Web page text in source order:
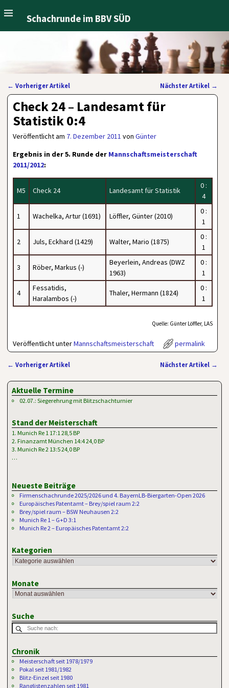
Schachrunde im BBV SÜD
Artikelnavigation
← Vorheriger Artikel Nächster Artikel →
Check 24 – Landesamt für
Statistik 0:4
Veröffentlicht am 7. Dezember 2011 vonGünter
Ergebnis in der 5. Runde der Mannschaftsmeisterschaft
2011/2012:
M5 Check 24 Landesamt für Statistik
0 :
4
1 Wachelka, Artur (1691) Löffler, Günter (2010)
0 :
1
2 Juls, Eckhard (1429) Walter, Mario (1875)
0 :
1
3 Röber, Markus (-)
Beyerlein, Andreas (DWZ
1963)
0 :
1
4
Fessatidis,
Haralambos (-)
Thaler, Hermann (1824)
0 :
1
Quelle: Günter Löffler, LAS
Veröffentlicht unterMannschaftsmeisterschaft permalink
← Vorheriger Artikel Nächster Artikel →
Aktuelle Termine
02.07.: Siegerehrung mit Blitzschachturnier
Stand der Meisterschaft
1. Munich Re 1 17:1 28,5 BP
2. Finanzamt München 14:4 24,0 BP
3. Munich Re 2 13:5 24,0 BP
…
Neueste Beiträge
Firmenschachrunde 2025/2026 und 4. BayernLB-Biergarten-Open 2026
Europäisches Patentamt – Brey/spiel raum 2:2
Brey/spiel raum – BSW Neuhausen 2:2
Munich Re 1 – G+D 3:1
Munich Re 2 – Europäisches Patentamt 2:2
Kategorien
Monate
Suche
Chronik
Meisterschaft seit 1978/1979
Pokal seit 1981/1982
Blitz-Einzel seit 1980
Ranglistenzahlen seit 1981